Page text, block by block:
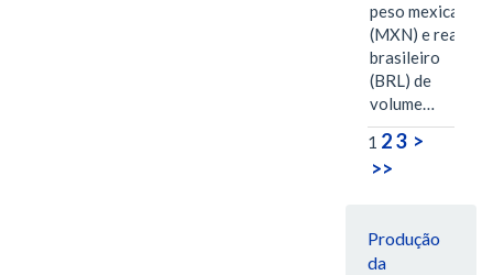
peso mexicano
(MXN) e real
brasileiro
(BRL) de
volume…
1 23 >
>>
Produção
da